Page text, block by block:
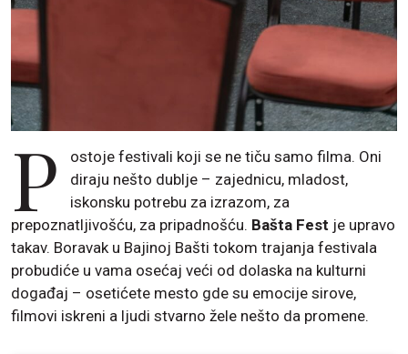
P
ostoje festivali koji se ne tiču samo filma. Oni
diraju nešto dublje – zajednicu, mladost,
iskonsku potrebu za izrazom, za
prepoznatljivošću, za pripadnošću. Bašta Fest je upravo
takav. Boravak u Bajinoj Bašti tokom trajanja festivala
probudiće u vama osećaj veći od dolaska na kulturni
događaj – osetićete mesto gde su emocije sirove,
filmovi iskreni a ljudi stvarno žele nešto da promene.